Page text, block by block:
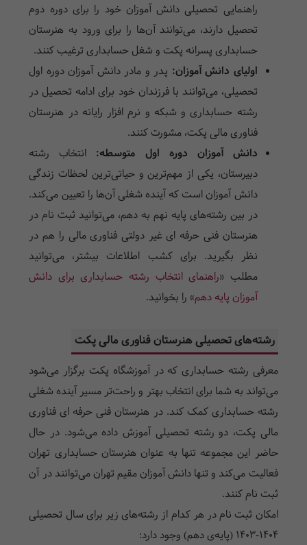
راهنمایی تحصیلی دانش آموزان خود را برای دوره دوم
تحصیل دارند، می‌توانند آن‌ها را برای ورود به هنرستان
حسابداری پسرانه پکت و شغل حسابداری ترغیب کنند.
اولیای دانش آموزان: پدر و مادر دانش آموزان دوره اول
تحصیلی، می‌توانند با فرزندان خود برای ادامه تحصیل در
رشته حسابداری و شبکه و نرم افزار رایانه در هنرستان
فناوری مالی پکت، مشورت کنند.
دانش آموزان دوره اول متوسطه: انتخاب رشته
دبیرستان، یکی از مهم‌ترین و حیاتی‌ترین لحظات زندگی
دانش آموزان است که آینده شغلی آن‌ها را تعیین می‌کند.
در بین رشته‌های پایه نهم به دهم، می‌توانید ثبت نام در
هنرستان فنی حرفه ای غیر دولتی فناوری مالی را هم در
نظر بگیرید. برای کشب اطلاعات بیشتر، می‌توانید
مطلب «راهنمای انتخاب رشته حسابداری برای دانش
آموزان پایه دهم» را بخوانید.
رشته‌های تحصیلی هنرستان فناوری مالی پکت
معرفی رشته حسابداری که در آموزشگاه پکت برگزار می‌شود
می‌تواند به شما برای انتخاب بهتر و راحت‌تر مسیر آینده شغلی
رشته حسابداری کمک کند. در هنرستان فنی حرفه ای فناوری
مالی پکت، دو رشته تحصیلی آموزش داده می‌شود. در حال
حاضر این مجموعه تنها به عنوان هنرستان حسابداری تهران
فعالیت می‌کند و تنها دانش آموزان مقیم تهران می‌توانند در آن
ثبت نام کنند.
امکان ثبت نام در هر کدام از رشته‌های زیر برای سال تحصیلی
1404-1403 (پایه‌ی دهم) وجود دارد: